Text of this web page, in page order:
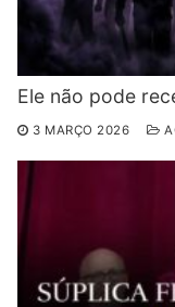
Ele não pode
3 MARÇO 2026